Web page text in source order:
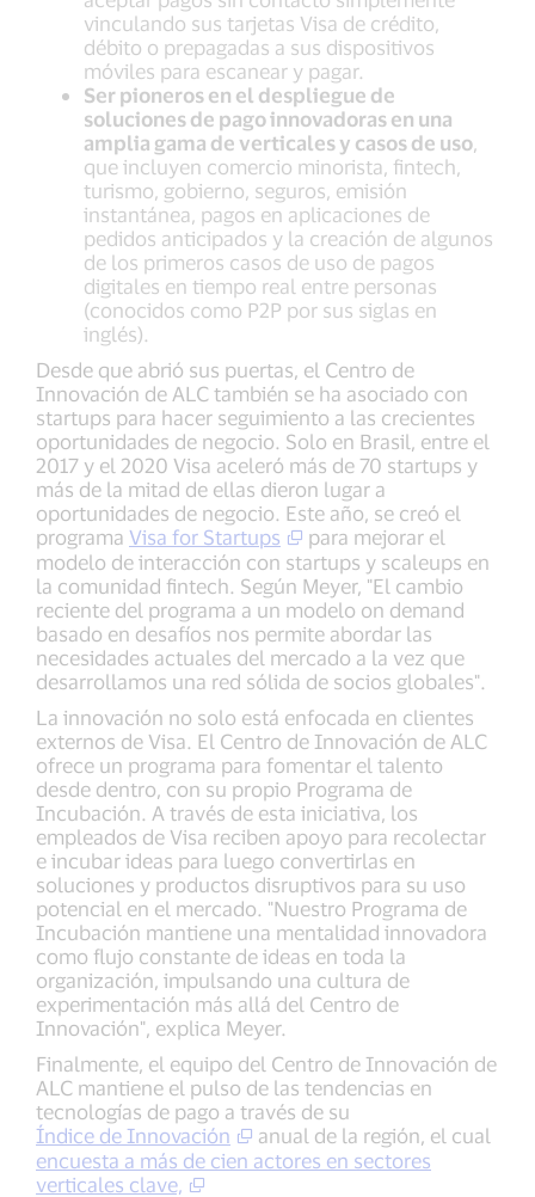
vinculando sus tarjetas Visa de crédito,
débito o prepagadas a sus dispositivos
móviles para escanear y pagar.
Ser pioneros en el despliegue de
soluciones de pago innovadoras en una
amplia gama de verticales y casos de uso,
que incluyen comercio minorista, fintech,
turismo, gobierno, seguros, emisión
instantánea, pagos en aplicaciones de
pedidos anticipados y la creación de algunos
de los primeros casos de uso de pagos
digitales en tiempo real entre personas
(conocidos como P2P por sus siglas en
inglés).
Desde que abrió sus puertas, el Centro de
Innovación de ALC también se ha asociado con
startups para hacer seguimiento a las crecientes
oportunidades de negocio. Solo en Brasil, entre el
2017 y el 2020 Visa aceleró más de 70 startups y
más de la mitad de ellas dieron lugar a
oportunidades de negocio. Este año, se creó el
programa Visa for Startups
para mejorar el
modelo de interacción con startups y scaleups en
la comunidad fintech. Según Meyer, "El cambio
reciente del programa a un modelo on demand
basado en desafíos nos permite abordar las
necesidades actuales del mercado a la vez que
desarrollamos una red sólida de socios globales".
La innovación no solo está enfocada en clientes
externos de Visa. El Centro de Innovación de ALC
ofrece un programa para fomentar el talento
desde dentro, con su propio Programa de
Incubación. A través de esta iniciativa, los
empleados de Visa reciben apoyo para recolectar
e incubar ideas para luego convertirlas en
soluciones y productos disruptivos para su uso
potencial en el mercado. "Nuestro Programa de
Incubación mantiene una mentalidad innovadora
como flujo constante de ideas en toda la
organización, impulsando una cultura de
experimentación más allá del Centro de
Innovación", explica Meyer.
Finalmente, el equipo del Centro de Innovación de
ALC mantiene el pulso de las tendencias en
tecnologías de pago a través de su
Índice de Innovación
anual de la región, el cual
encuesta a más de cien actores en sectores
verticales clave,